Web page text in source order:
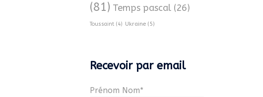
(81) Temps pascal(26)
Toussaint(4) Ukraine(5)
Recevoir par email
Prénom Nom*